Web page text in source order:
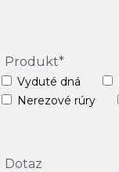
Produkt*
Vyduté dná
Nerezové rúry
Dotaz